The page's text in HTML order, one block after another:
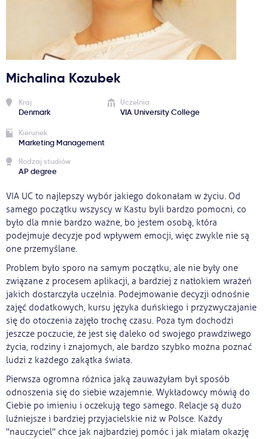
Usługi
Michalina Kozubek
Kraj
Denmark
Uczelnia
VIA University College
Kierunek
Marketing Management
Rodzaj studiów
AP degree
VIA UC to najlepszy wybór jakiego dokonałam w życiu. Od
samego początku wszyscy w Kastu byli bardzo pomocni, co
było dla mnie bardzo ważne, bo jestem osobą, która
podejmuje decyzje pod wpływem emocji, więc zwykle nie są
one przemyślane.
Problem było sporo na samym początku, ale nie były one
związane z procesem aplikacji, a bardziej z natłokiem wrażeń
jakich dostarczyła uczelnia. Podejmowanie decyzji odnośnie
zajęć dodatkowych, kursu języka duńskiego i przyzwyczajanie
się do otoczenia zajęło trochę czasu. Poza tym dochodzi
jeszcze poczucie, że jest się daleko od swojego prawdziwego
życia, rodziny i znajomych, ale bardzo szybko można poznać
ludzi z każdego zakątka świata.
Pierwsza ogromna różnica jaką zauważyłam był sposób
odnoszenia się do siebie wzajemnie. Wykładowcy mówią do
Ciebie po imieniu i oczekują tego samego. Relacje są dużo
luźniejsze i bardziej przyjacielskie niż w Polsce. Każdy
"nauczyciel" chce jak najbardziej pomóc i jak miałam okazję